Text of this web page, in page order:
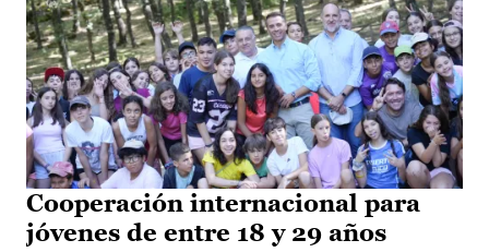
Cooperación internacional para
jóvenes de entre 18 y 29 años